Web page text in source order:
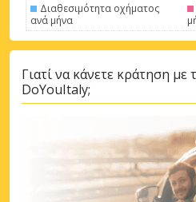
Διαθεσιμότητα οχήματος
ανά μήνα
Γιατί να κάνετε κράτηση με
DoYouItaly;